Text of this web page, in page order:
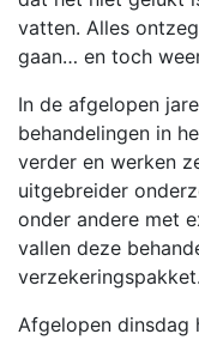
vatten. Alles
gaan… en toch
In de afgelopen
behandelingen in
verder en werken
uitgebreider
onder andere met
vallen deze
verzekeringspakket.
Afgelopen dinsdag